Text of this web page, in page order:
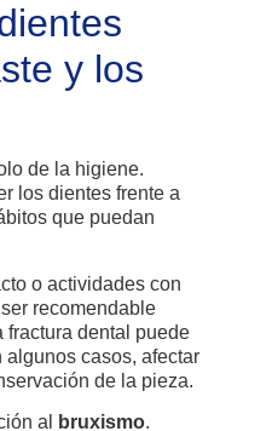
y los
de la higiene.
los dientes frente a
que puedan
o actividades con
recomendable
fractura dental puede
algunos casos, afectar
de la pieza.
al bruxismo.